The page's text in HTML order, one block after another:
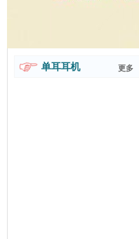
单耳耳机 更多